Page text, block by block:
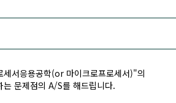
서응용공학(or 마이크로프로세서)"의
문제점의 A/S를 해드립니다.